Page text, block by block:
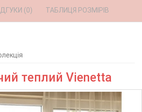
теплий Vienetta
(0) ТАБЛИЦЯ РОЗМІРІВ